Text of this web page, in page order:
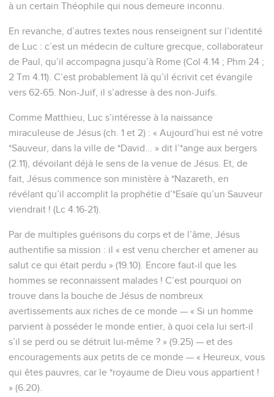
à un certain Théophile qui nous demeure inconnu.
En revanche, d’autres textes nous renseignent sur l’identité
de Luc : c’est un médecin de culture grecque, collaborateur
de Paul, qu’il accompagna jusqu’à Rome (Col 4.14 ; Phm 24 ;
2 Tm 4.11). C’est probablement là qu’il écrivit cet évangile
vers 62-65. Non-Juif, il s’adresse à des non-Juifs.
Comme Matthieu, Luc s’intéresse à la naissance
miraculeuse de Jésus (ch. 1 et 2) : « Aujourd’hui est né votre
*Sauveur, dans la ville de *David... » dit l’*ange aux bergers
(2.11), dévoilant déjà le sens de la venue de Jésus. Et, de
fait, Jésus commence son ministère à *Nazareth, en
révélant qu’il accomplit la prophétie d’*Esaïe qu’un Sauveur
viendrait ! (Lc 4.16-21).
Par de multiples guérisons du corps et de l’âme, Jésus
authentifie sa mission : il « est venu chercher et amener au
salut ce qui était perdu » (19.10). Encore faut-il que les
hommes se reconnaissent malades ! C’est pourquoi on
trouve dans la bouche de Jésus de nombreux
avertissements aux riches de ce monde — « Si un homme
parvient à posséder le monde entier, à quoi cela lui sert-il
s’il se perd ou se détruit lui-même ? » (9.25) — et des
encouragements aux petits de ce monde — « Heureux, vous
qui êtes pauvres, car le *royaume de Dieu vous appartient !
» (6.20).